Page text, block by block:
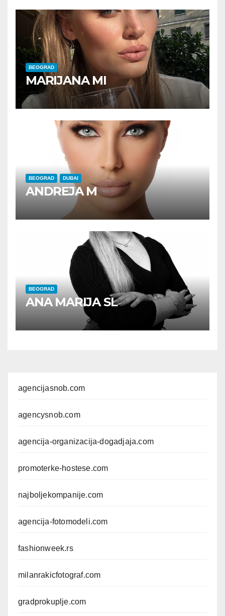
BEOGRAD
MARIJANA MI
BEOGRAD DUBAI
ANDREJA M
BEOGRAD
ANA MARIJA SL
agencijasnob.com
agencysnob.com
agencija-organizacija-dogadjaja.com
promoterke-hostese.com
najboljekompanije.com
agencija-fotomodeli.com
fashionweek.rs
milanrakicfotograf.com
gradprokuplje.com